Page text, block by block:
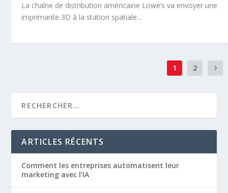
La chaîne de distribution américaine Lowe’s va envoyer une
imprimante 3D à la station spatiale...
1 2
ARTICLES RÉCENTS
Comment les entreprises automatisent leur
marketing avec l’IA